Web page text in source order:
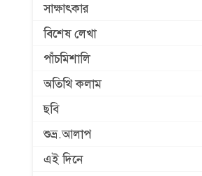
সাক্ষাৎকার
বিশেষ লেখা
পাঁচমিশালি
অতিথি কলাম
ছবি
শুভ্র.আলাপ
এই দিনে